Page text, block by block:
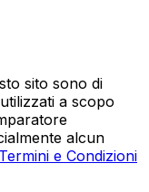
sito sono di
a scopo
alcun
Termini e Condizioni